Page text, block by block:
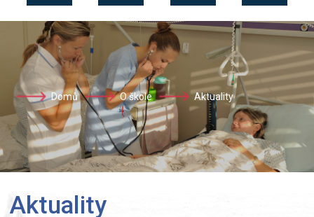
Domů O škole Aktuality
Aktuality